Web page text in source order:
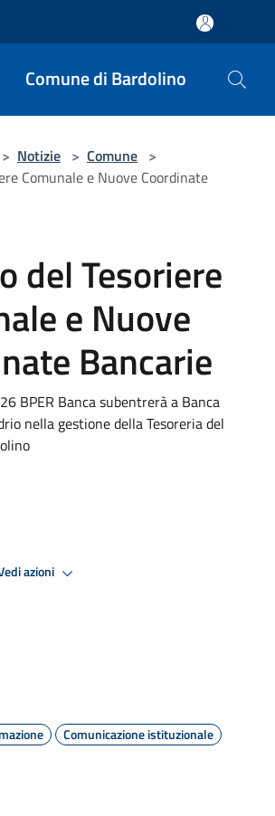
Comune di Bardolino
> Notizie > Comune >
Comunale e Nuove Coordinate
del Tesoriere
e Nuove
Bancarie
BPER Banca subentrerà a Banca
nella gestione della Tesoreria del
azioni
Comunicazione istituzionale